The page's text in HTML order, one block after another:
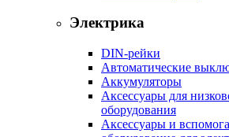
Электрика
DIN-рейки
Автоматические
Аккумуляторы
Аксессуары для
оборудования
Аксессуары и